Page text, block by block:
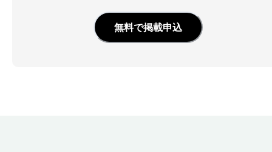
無料で掲載申込